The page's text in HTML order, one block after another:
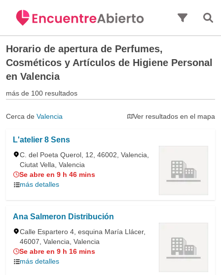
Horario de apertura de Perfumes,
Cosméticos y Artículos de Higiene Personal
en Valencia
más de 100 resultados
Cerca de Valencia Ver resultados en el mapa
L'atelier 8 Sens
C. del Poeta Querol, 12, 46002, Valencia,
Ciutat Vella, Valencia
Se abre en 9 h 46 mins
más detalles
Ana Salmeron Distribución
Calle Espartero 4, esquina María Llácer,
46007, Valencia, Valencia
Se abre en 9 h 16 mins
más detalles